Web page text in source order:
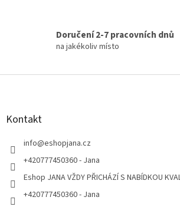
Doručení 2-7 pracovních dnů
na jakékoliv místo
Z
Kontakt
info@eshopjana.cz
+420777450360 - Jana
Eshop JANA VŽDY PŘICHÁZÍ S NABÍDKOU
+420777450360 - Jana